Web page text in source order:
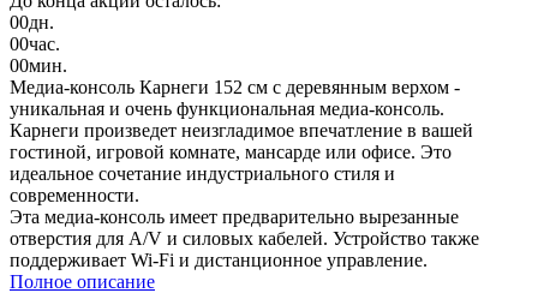
00дн.
00час.
00мин.
Медиа-консоль Карнеги 152 см с деревянным верхом -
уникальная и очень функциональная медиа-консоль.
Карнеги произведет неизгладимое впечатление в вашей
гостиной, игровой комнате, мансарде или офисе. Это
идеальное сочетание индустриального стиля и
современности.
Эта медиа-консоль имеет предварительно вырезанные
отверстия для A/V и силовых кабелей. Устройство также
поддерживает Wi-Fi и дистанционное управление.
Полное описание